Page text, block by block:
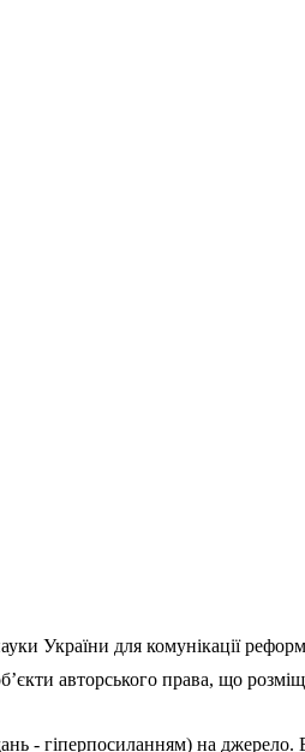
України для комунікації
авторського права, що
- гіперпосиланням) на